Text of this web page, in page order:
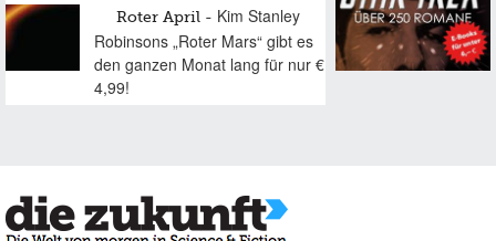
Roter April
Kim Stanley
Robinsons „Roter Mars“ gibt es
den ganzen Monat lang für nur €
4,99!